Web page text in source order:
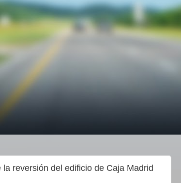
reversión del edificio de Caja Madrid